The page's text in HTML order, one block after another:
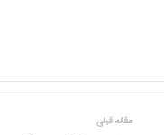
مقاله قبلی